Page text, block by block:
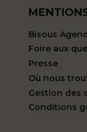
Bisous
Foire aux
Presse
Où nous
Gestion des
Conditions